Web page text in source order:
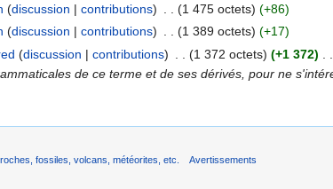
(discussion | contributions) (1 475 octets) (+86)
(discussion | contributions) . . (1 389 octets) (+17)
(discussion | contributions) (1 372 octets) (+1 372)
de ce terme et de ses dérivés, pour ne
fossiles, volcans, météorites, etc. Avertissements